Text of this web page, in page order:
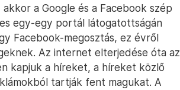
a Google és a Facebook szép
egy-egy portál látogatottságán
Facebook-megosztás, ez évről
Az internet elterjedése óta az
kapjuk a híreket, a híreket közlő
tartják fent magukat. A